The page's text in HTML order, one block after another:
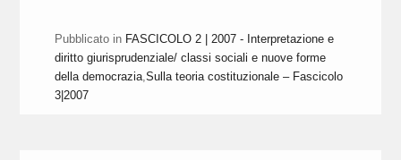
Pubblicato in FASCICOLO 2 | 2007 - Interpretazione e
diritto giurisprudenziale/ classi sociali e nuove forme
della democrazia,Sulla teoria costituzionale – Fascicolo
3|2007